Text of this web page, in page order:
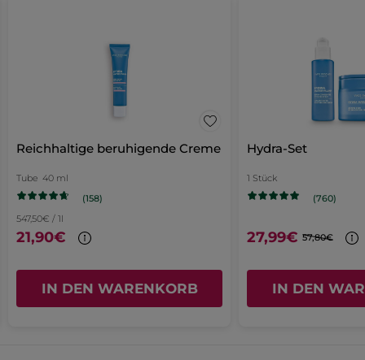
Reichhaltige beruhigende Creme
Tube 40 ml
(158)
547,50€ / 1l
21,90€
IN DEN WARENKORB
Hydra-Set
1 Stück
(760)
27,99€ 57,80€
IN DEN